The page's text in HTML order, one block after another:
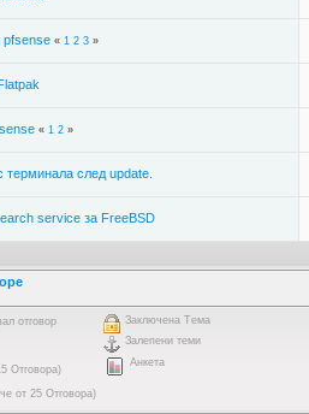
pfsense « 1 2 3»
« 1 2»
след update.
service за FreeBSD
отговор
Отговора)
от 25 Отговора)
Заключена Тема
Залепени теми
Анкета